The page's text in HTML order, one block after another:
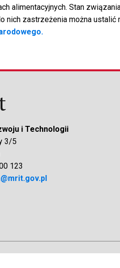
alimentacyjnych. Stan
nich zastrzeżenia można ustalić
i Technologii
3/5
123